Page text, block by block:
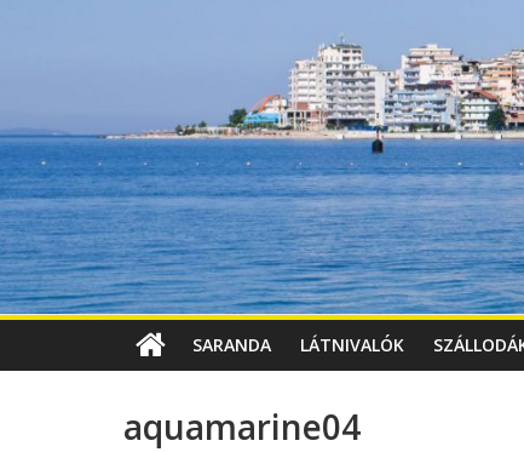
SARANDA LÁTNIVALÓK
aquamarine04